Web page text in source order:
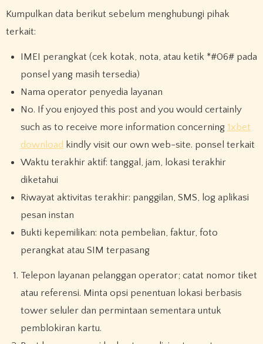
Kumpulkan data berikut sebelum menghubungi pihak
terkait:
IMEI perangkat (cek kotak, nota, atau ketik *#06# pada
ponsel yang masih tersedia)
Nama operator penyedia layanan
No. If you enjoyed this post and you would certainly
such as to receive more information concerning 1xbet
download kindly visit our own web-site. ponsel terkait
Waktu terakhir aktif: tanggal, jam, lokasi terakhir
diketahui
Riwayat aktivitas terakhir: panggilan, SMS, log aplikasi
pesan instan
Bukti kepemilikan: nota pembelian, faktur, foto
perangkat atau SIM terpasang
Telepon layanan pelanggan operator; catat nomor tiket
atau referensi. Minta opsi penentuan lokasi berbasis
tower seluler dan permintaan sementara untuk
pemblokiran kartu.